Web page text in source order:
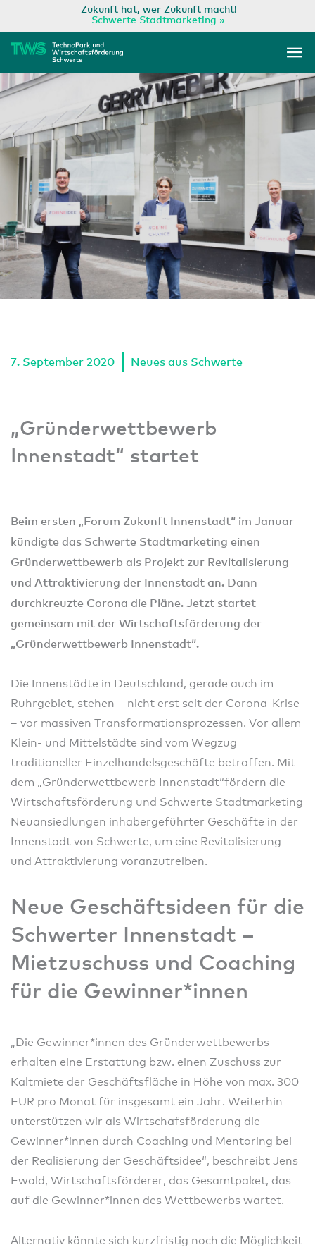
Inhalt
springen
Zukunft hat, wer Zukunft macht!
Schwerte Stadtmarketing »
7. September 2020 Neues aus Schwerte
„Gründerwettbewerb
Innenstadt“ startet
Beim ersten „Forum Zukunft Innenstadt“ im Januar
kündigte das Schwerte Stadtmarketing einen
Gründerwettbewerb als Projekt zur Revitalisierung
und Attraktivierung der Innenstadt an. Dann
durchkreuzte Corona die Pläne. Jetzt startet
gemeinsam mit der Wirtschaftsförderung der
„Gründerwettbewerb Innenstadt“.
Die Innenstädte in Deutschland, gerade auch im
Ruhrgebiet, stehen – nicht erst seit der Corona-Krise
– vor massiven Transformationsprozessen. Vor allem
Klein- und Mittelstädte sind vom Wegzug
traditioneller Einzelhandelsgeschäfte betroffen. Mit
dem „Gründerwettbewerb Innenstadt“fördern die
Wirtschaftsförderung und Schwerte Stadtmarketing
Neuansiedlungen inhabergeführter Geschäfte in der
Innenstadt von Schwerte, um eine Revitalisierung
und Attraktivierung voranzutreiben.
Neue Geschäftsideen für die
Schwerter Innenstadt –
Mietzuschuss und Coaching
für die Gewinner*innen
„Die Gewinner*innen des Gründerwettbewerbs
erhalten eine Erstattung bzw. einen Zuschuss zur
Kaltmiete der Geschäftsfläche in Höhe von max. 300
EUR pro Monat für insgesamt ein Jahr. Weiterhin
unterstützen wir als Wirtschafsförderung die
Gewinner*innen durch Coaching und Mentoring bei
der Realisierung der Geschäftsidee“, beschreibt Jens
Ewald, Wirtschaftsförderer, das Gesamtpaket, das
auf die Gewinner*innen des Wettbewerbs wartet.
Alternativ könnte sich kurzfristig noch die Möglichkeit